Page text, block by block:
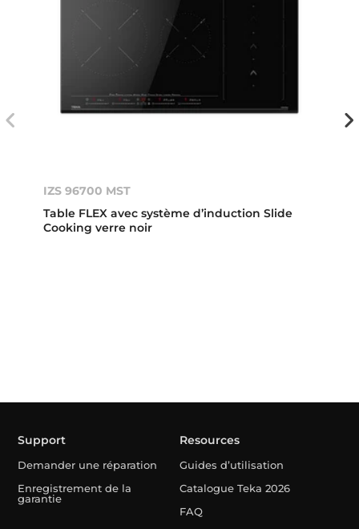
IZS 96700 MST
Table FLEX avec système d’induction Slide
Cooking verre noir
Support
Demander une réparation
Enregistrement de la
garantie
Resources
Guides d’utilisation
Catalogue Teka 2026
FAQ